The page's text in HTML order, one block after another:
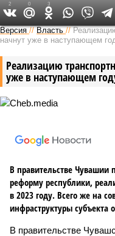
Версия //Власть //
начнут уже в наступающем
Реализацию
уже в наступающем
В правительстве Чувашии
реформу республики,
в 2023 году. Всего же на
инфраструктуры субъекта
В правительстве
2 0 3